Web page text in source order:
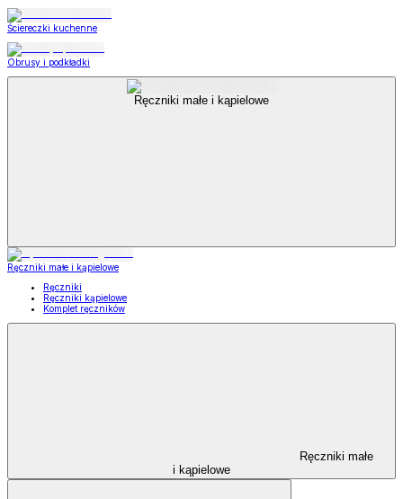
Ściereczki kuchenne
Obrusy i podkładki
Ręczniki małe i kąpielowe
Ręczniki małe i kąpielowe
Ręczniki
Ręczniki kąpielowe
Komplet ręczników
Ręczniki małe
i kąpielowe